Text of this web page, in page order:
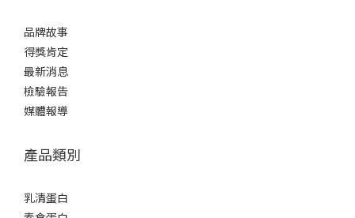
品牌故事
得獎肯定
最新消息
檢驗報告
媒體報導
產品類別
乳清蛋白